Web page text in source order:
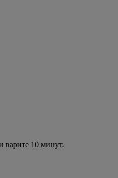
варите 10 минут.